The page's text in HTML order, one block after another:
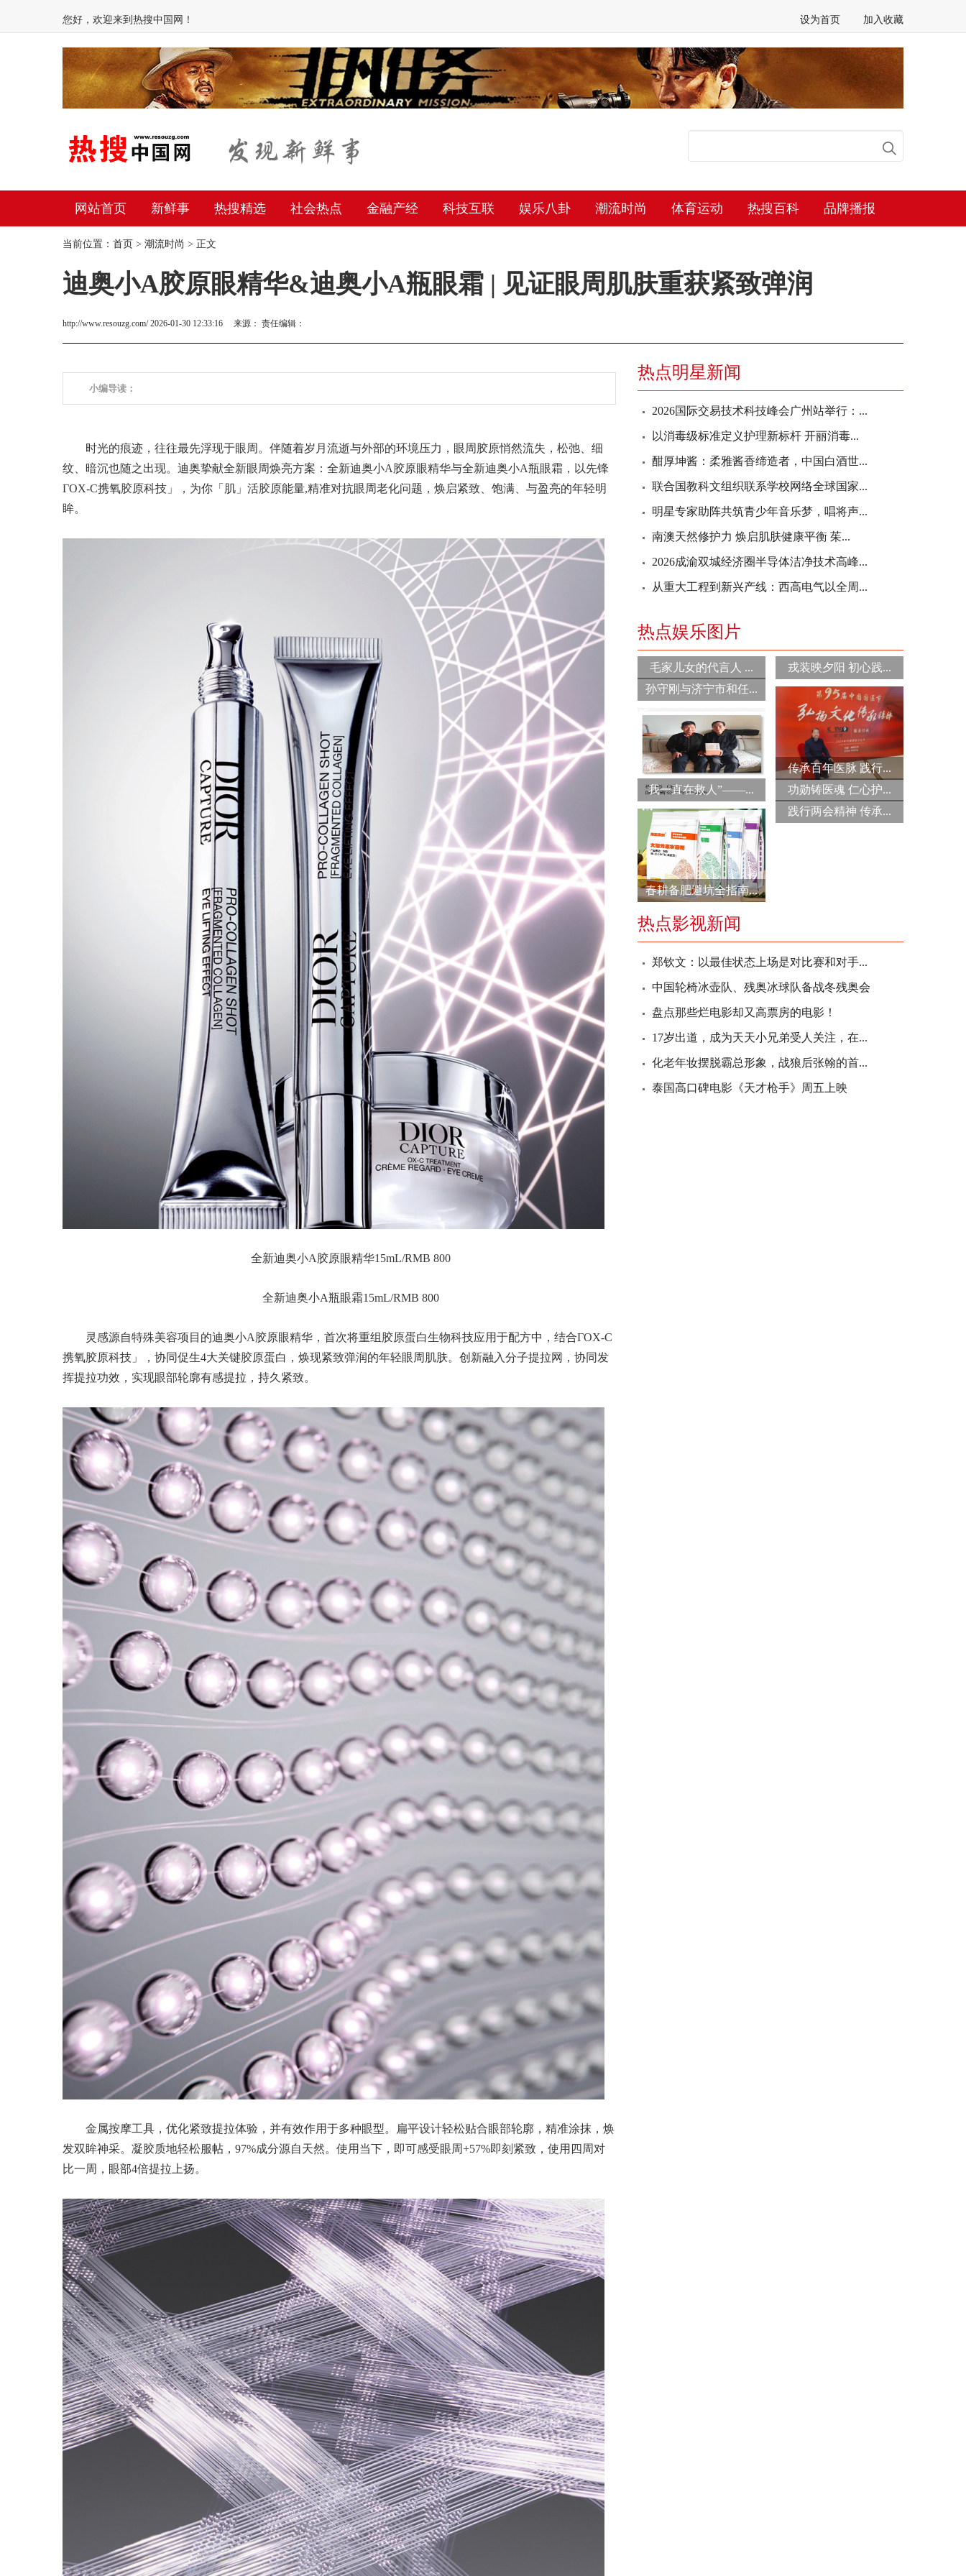
您好，欢迎来到热搜中国网！ 设为首页 加入收藏
网站首页 新鲜事 热搜精选 社会热点 金融产经 科技互联 娱乐八卦 潮流时尚 体育运动 热搜百科 品牌播报
当前位置： 首页 > 潮流时尚 > 正文
迪奥小A胶原眼精华&迪奥小A瓶眼霜 | 见证眼周肌肤重获紧致弹润
http://www.resouzg.com/ 2026-01-30 12:33:16 来源： 责任编辑：
小编导读：
时光的痕迹，往往最先浮现于眼周。伴随着岁月流逝与外部的环境压力，眼周胶原悄然流失，松弛、细
纹、暗沉也随之出现。迪奥挚献全新眼周焕亮方案：全新迪奥小A胶原眼精华与全新迪奥小A瓶眼霜，以先锋
ГOX-C携氧胶原科技」，为你「肌」活胶原能量,精准对抗眼周老化问题，焕启紧致、饱满、与盈亮的年轻明
眸。
全新迪奥小A胶原眼精华15mL/RMB 800
全新迪奥小A瓶眼霜15mL/RMB 800
灵感源自特殊美容项目的迪奥小A胶原眼精华，首次将重组胶原蛋白生物科技应用于配方中，结合ГOX-C
携氧胶原科技」，协同促生4大关键胶原蛋白，焕现紧致弹润的年轻眼周肌肤。创新融入分子提拉网，协同发
挥提拉功效，实现眼部轮廓有感提拉，持久紧致。
金属按摩工具，优化紧致提拉体验，并有效作用于多种眼型。扁平设计轻松贴合眼部轮廓，精准涂抹，焕
发双眸神采。凝胶质地轻松服帖，97%成分源自天然。使用当下，即可感受眼周+57%即刻紧致，使用四周对
比一周，眼部4倍提拉上扬。
热点明星新闻
2026国际交易技术科技峰会广州站举行：...
以消毒级标准定义护理新标杆 开丽消毒...
酣厚坤酱：柔雅酱香缔造者，中国白酒世...
联合国教科文组织联系学校网络全球国家...
明星专家助阵共筑青少年音乐梦，唱将声...
南澳天然修护力 焕启肌肤健康平衡 茱...
2026成渝双城经济圈半导体洁净技术高峰...
从重大工程到新兴产线：西高电气以全周...
热点娱乐图片
毛家儿女的代言人 ...
戎装映夕阳 初心践...
孙守刚与济宁市和任...
传承百年医脉 践行...
我一直在救人”——...
功勋铸医魂 仁心护...
春耕备肥避坑全指南...
践行两会精神 传承...
热点影视新闻
郑钦文：以最佳状态上场是对比赛和对手...
中国轮椅冰壶队、残奥冰球队备战冬残奥会
盘点那些烂电影却又高票房的电影！
17岁出道，成为天天小兄弟受人关注，在...
化老年妆摆脱霸总形象，战狼后张翰的首...
泰国高口碑电影《天才枪手》周五上映